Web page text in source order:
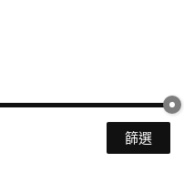
最
最
篩選